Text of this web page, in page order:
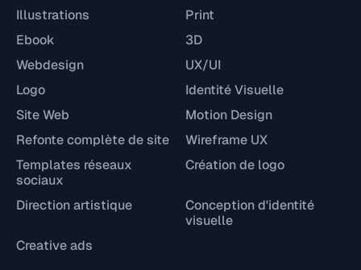
Illustrations
Print
Ebook
3D
Webdesign
UX/UI
Logo
Identité Visuelle
Site Web
Motion Design
Refonte complète de site
Wireframe UX
Templates réseaux
sociaux
Création de logo
Direction artistique
Conception d'identité
visuelle
Creative ads